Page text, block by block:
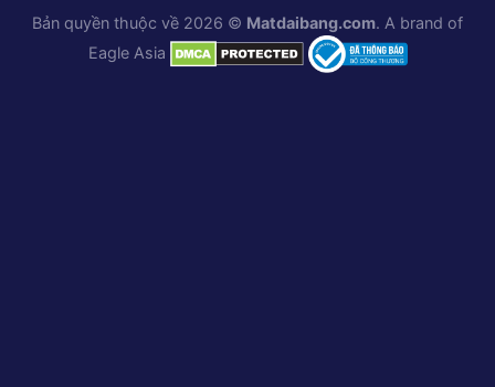
Bản quyền thuộc về 2026 © Matdaibang.com. A brand of
Eagle Asia